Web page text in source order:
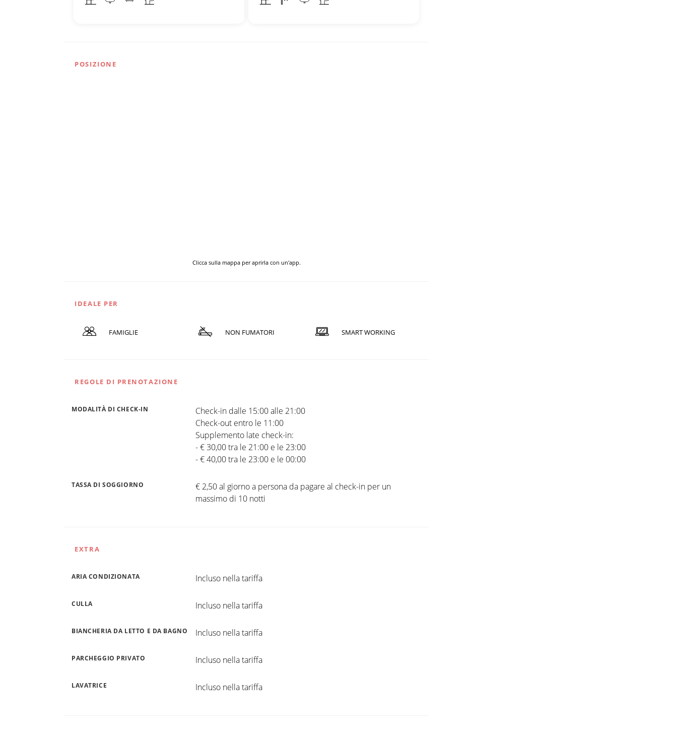
POSIZIONE
Clicca sulla mappa per aprirla con un'app.
IDEALE PER
FAMIGLIE NON FUMATORI SMART WORKING
REGOLE DI PRENOTAZIONE
MODALITÀ DI CHECK-IN
Check-in dalle 15:00 alle 21:00
Check-out entro le 11:00
Supplemento late check-in:
- € 30,00 tra le 21:00 e le 23:00
- € 40,00 tra le 23:00 e le 00:00
TASSA DI SOGGIORNO
€ 2,50 al giorno a persona da pagare al check-in per un
massimo di 10 notti
EXTRA
ARIA CONDIZIONATA Incluso nella tariffa
CULLA Incluso nella tariffa
BIANCHERIA DA LETTO E DA BAGNO Incluso nella tariffa
PARCHEGGIO PRIVATO Incluso nella tariffa
LAVATRICE Incluso nella tariffa